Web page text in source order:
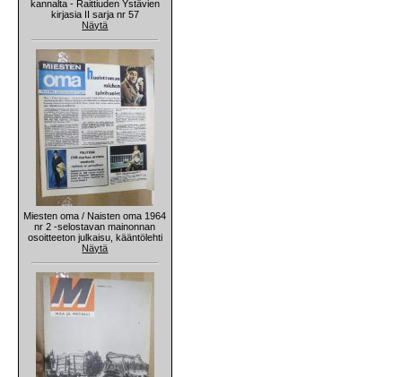
kannalta - Raittiuden Ystävien
kirjasia II sarja nr 57
Näytä
Miesten oma / Naisten oma 1964
nr 2 -selostavan mainonnan
osoitteeton julkaisu, kääntölehti
Näytä